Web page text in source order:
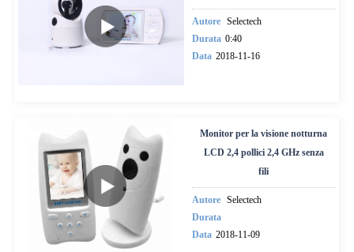
Autore Selectech
Durata 0:40
Data 2018-11-16
Monitor per la visione notturna
LCD 2,4 pollici 2,4 GHz senza
fili
Autore Selectech
Durata
Data 2018-11-09